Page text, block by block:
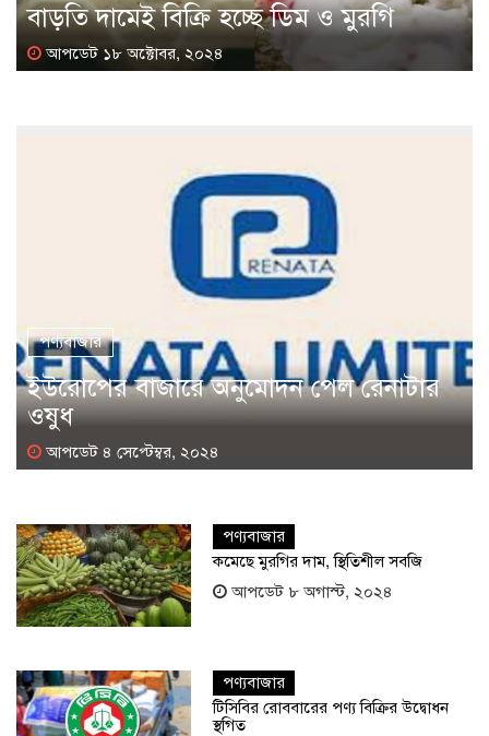
বাড়তি দামেই বিক্রি হচ্ছে ডিম ও মুরগি
আপডেট ১৮ অক্টোবর, ২০২৪
পণ্যবাজার
ইউরোপের বাজারে অনুমোদন পেল রেনাটার
ওষুধ
আপডেট ৪ সেপ্টেম্বর, ২০২৪
পণ্যবাজার
কমেছে মুরগির দাম, স্থিতিশীল সবজি
আপডেট ৮ অগাস্ট, ২০২৪
পণ্যবাজার
টিসিবির রোববারের পণ্য বিক্রির উদ্বোধন
স্থগিত